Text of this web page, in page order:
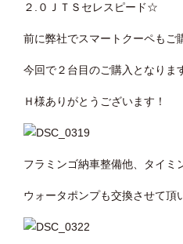
２.０ＪＴＳセレスピード☆
前に弊社でスマートクーペもご
今回で２台目のご購入となりま
Ｈ様ありがとうございます！
フラミンゴ納車整備他、タイミ
ウォータポンプも交換させて頂